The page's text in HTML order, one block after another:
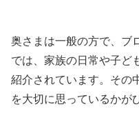
奥さまは一般の方で、ブ
では、家族の日常や子ど
紹介されています。その
を大切に思っているかが